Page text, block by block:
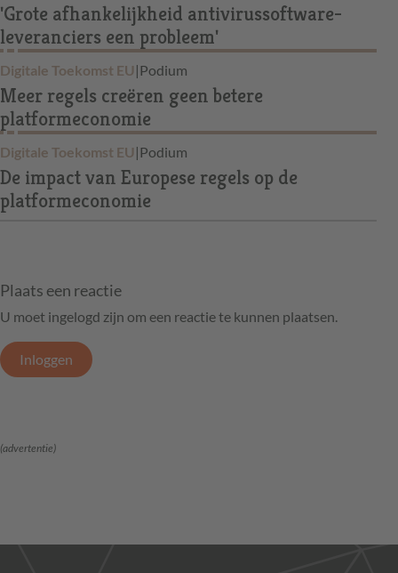
'Grote afhankelijkheid antivirussoftware-
leveranciers een probleem'
Digitale Toekomst EU |Podium
Meer regels creëren geen betere
platformeconomie
Digitale Toekomst EU |Podium
De impact van Europese regels op de
platformeconomie
Plaats een reactie
U moet ingelogd zijn om een reactie te kunnen plaatsen.
Inloggen
(advertentie)